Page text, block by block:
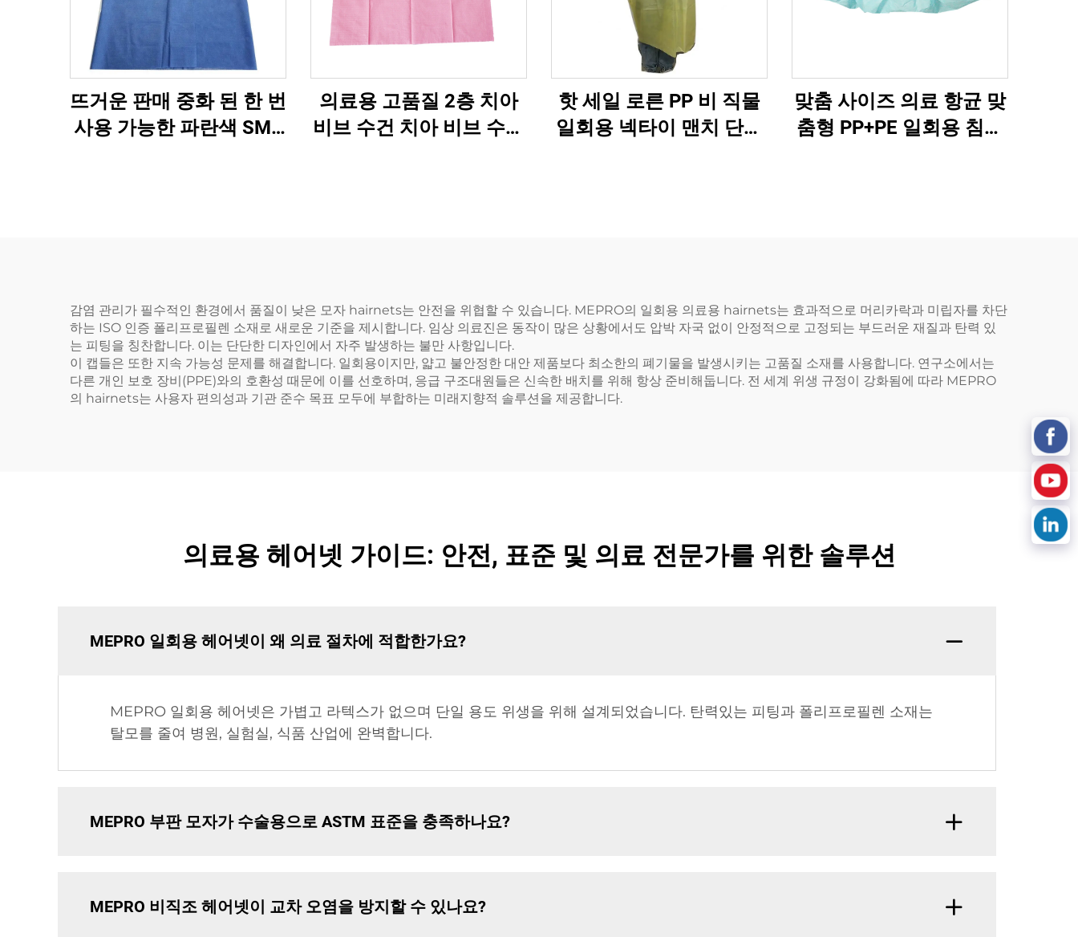
뜨거운 판매 중화 된 한 번
사용 가능한 파란색 SMS
의료용 고품질 2층 치아
비브 수건 치아 비브 수건
핫 세일 로른 PP 비 직물
일회용 넥타이 맨치 단절
맞춤 사이즈 의료 항균 맞
춤형 PP+PE 일회용 침구
감염 관리가 필수적인 환경에서 품질이 낮은 모자 hairnets는 안전을 위협할 수 있습니다. MEPRO의 일회용 의료용 hairnets는 효과적으로 머리카락과 미립자를 차단
하는 ISO 인증 폴리프로필렌 소재로 새로운 기준을 제시합니다. 임상 의료진은 동작이 많은 상황에서도 압박 자국 없이 안정적으로 고정되는 부드러운 재질과 탄력 있
는 피팅을 칭찬합니다. 이는 단단한 디자인에서 자주 발생하는 불만 사항입니다.
이 캡들은 또한 지속 가능성 문제를 해결합니다. 일회용이지만, 얇고 불안정한 대안 제품보다 최소한의 폐기물을 발생시키는 고품질 소재를 사용합니다. 연구소에서는
다른 개인 보호 장비(PPE)와의 호환성 때문에 이를 선호하며, 응급 구조대원들은 신속한 배치를 위해 항상 준비해둡니다. 전 세계 위생 규정이 강화됨에 따라 MEPRO
의 hairnets는 사용자 편의성과 기관 준수 목표 모두에 부합하는 미래지향적 솔루션을 제공합니다.
의료용 헤어넷 가이드: 안전, 표준 및 의료 전문가를 위한 솔루션
MEPRO 일회용 헤어넷이 왜 의료 절차에 적합한가요?
MEPRO 일회용 헤어넷은 가볍고 라텍스가 없으며 단일 용도 위생을 위해 설계되었습니다. 탄력있는 피팅과 폴리프로필렌 소재는
탈모를 줄여 병원, 실험실, 식품 산업에 완벽합니다.
MEPRO 부판 모자가 수술용으로 ASTM 표준을 충족하나요?
MEPRO 비직조 헤어넷이 교차 오염을 방지할 수 있나요?